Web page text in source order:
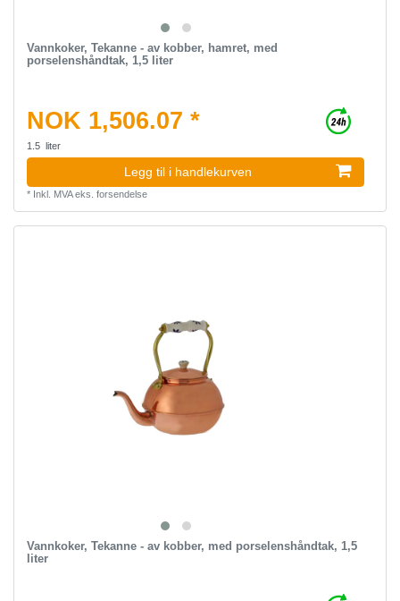
Vannkoker, Tekanne - av kobber, hamret, med
porselenshåndtak, 1,5 liter
NOK 1,506.07 *
1.5 liter
Legg til i handlekurven
* Inkl. MVAeks. forsendelse
Vannkoker, Tekanne - av kobber, med porselenshåndtak, 1,5
liter